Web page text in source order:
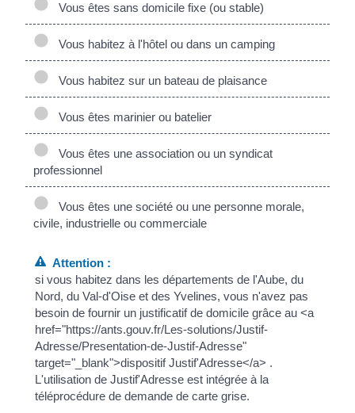
Vous êtes sans domicile fixe (ou stable)
Vous habitez à l'hôtel ou dans un camping
Vous habitez sur un bateau de plaisance
Vous êtes marinier ou batelier
Vous êtes une association ou un syndicat
professionnel
Vous êtes une société ou une personne morale,
civile, industrielle ou commerciale
Attention :
si vous habitez dans les départements de l'Aube, du
Nord, du Val-d'Oise et des Yvelines, vous n'avez pas
besoin de fournir un justificatif de domicile grâce au <a
href="https://ants.gouv.fr/Les-solutions/Justif-
Adresse/Presentation-de-Justif-Adresse"
target="_blank">dispositif Justif'Adresse</a> .
L'utilisation de Justif'Adresse est intégrée à la
téléprocédure de demande de carte grise.